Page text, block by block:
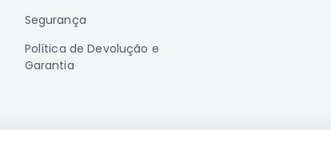
Segurança
Política de Devolução e
Garantia